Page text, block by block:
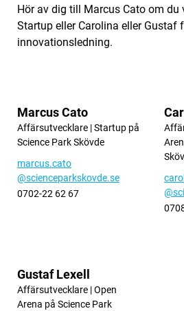
Hör av dig till Marcus Cato om du
Startup eller Carolina eller Gustaf
innovationsledning.
Marcus Cato
Affärsutvecklare | Startup på
Science Park Skövde
marcus.cato
@scienceparkskovde.se
0702-22 62 67
Gustaf Lexell
Affärsutvecklare | Open
Arena på Science Park